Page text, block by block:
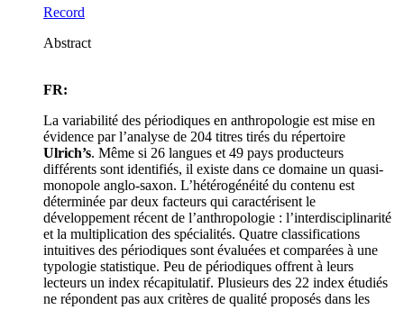
Record
Abstract
FR:
La variabilité des périodiques en anthropologie est mise en
évidence par l’analyse de 204 titres tirés du répertoire
Ulrich’s. Même si 26 langues et 49 pays producteurs
différents sont identifiés, il existe dans ce domaine un quasi-
monopole anglo-saxon. L’hétérogénéité du contenu est
déterminée par deux facteurs qui caractérisent le
développement récent de l’anthropologie : l’interdisciplinarité
et la multiplication des spécialités. Quatre classifications
intuitives des périodiques sont évaluées et comparées à une
typologie statistique. Peu de périodiques offrent à leurs
lecteurs un index récapitulatif. Plusieurs des 22 index étudiés
ne répondent pas aux critères de qualité proposés dans les